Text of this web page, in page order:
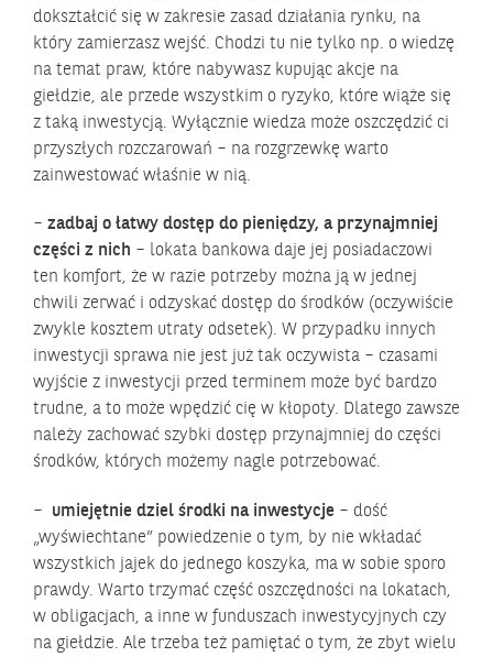
dokształcić się w zakresie zasad działania rynku, na
który zamierzasz wejść. Chodzi tu nie tylko np. o wiedzę
na temat praw, które nabywasz kupując akcje na
giełdzie, ale przede wszystkim o ryzyko, które wiąże się
z taką inwestycją. Wyłącznie wiedza może oszczędzić ci
przyszłych rozczarowań – na rozgrzewkę warto
zainwestować właśnie w nią.
– zadbaj o łatwy dostęp do pieniędzy, a przynajmniej
części z nich – lokata bankowa daje jej posiadaczowi
ten komfort, że w razie potrzeby można ją w jednej
chwili zerwać i odzyskać dostęp do środków (oczywiście
zwykle kosztem utraty odsetek). W przypadku innych
inwestycji sprawa nie jest już tak oczywista – czasami
wyjście z inwestycji przed terminem może być bardzo
trudne, a to może wpędzić cię w kłopoty. Dlatego zawsze
należy zachować szybki dostęp przynajmniej do części
środków, których możemy nagle potrzebować.
– umiejętnie dziel środki na inwestycje – dość
„wyświechtane” powiedzenie o tym, by nie wkładać
wszystkich jajek do jednego koszyka, ma w sobie sporo
prawdy. Warto trzymać część oszczędności na lokatach,
w obligacjach, a inne w funduszach inwestycyjnych czy
na giełdzie. Ale trzeba też pamiętać o tym, że zbyt wielu